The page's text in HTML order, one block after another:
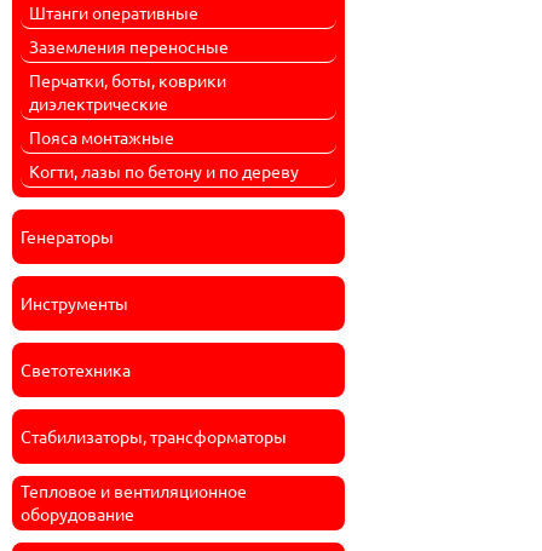
Штанги оперативные
Заземления переносные
Перчатки, боты, коврики
диэлектрические
Пояса монтажные
Когти, лазы по бетону и по дереву
Генераторы
Инструменты
Светотехника
Стабилизаторы, трансформаторы
Тепловое и вентиляционное
оборудование